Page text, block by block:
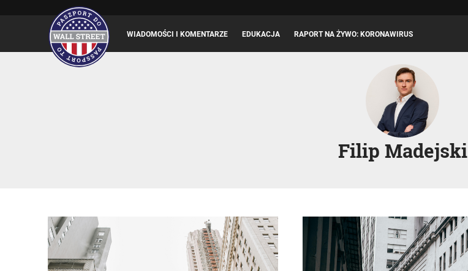
WIADOMOŚCI I KOMENTARZE EDUKACJA RAPORT NA ŻYWO: KORONAWIRUS
Filip Madejski